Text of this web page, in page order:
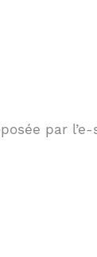
par l’e-